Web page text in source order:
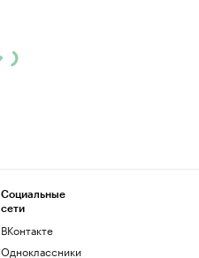
Социальные
сети
ВКонтакте
Одноклассники